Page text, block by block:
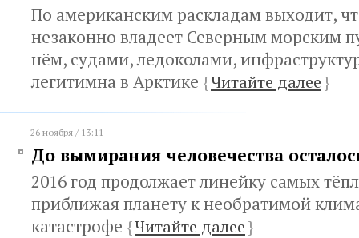
По американским раскладам выходит,
незаконно владеет Северным морским
нём, судами, ледоколами,
легитимна в Арктике {Читайте далее}
26 ноября / 13:11
До вымирания человечества
2016 год продолжает линейку самых
приближая планету к необратимой
катастрофе {Читайте далее}